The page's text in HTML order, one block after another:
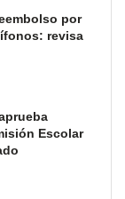
por
revisa
Escolar